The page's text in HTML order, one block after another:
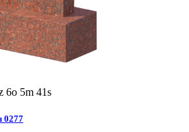
6o 5m 39s
0277